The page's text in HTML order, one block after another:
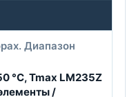
Диапазон
°C, Tmax LМ235Z
/